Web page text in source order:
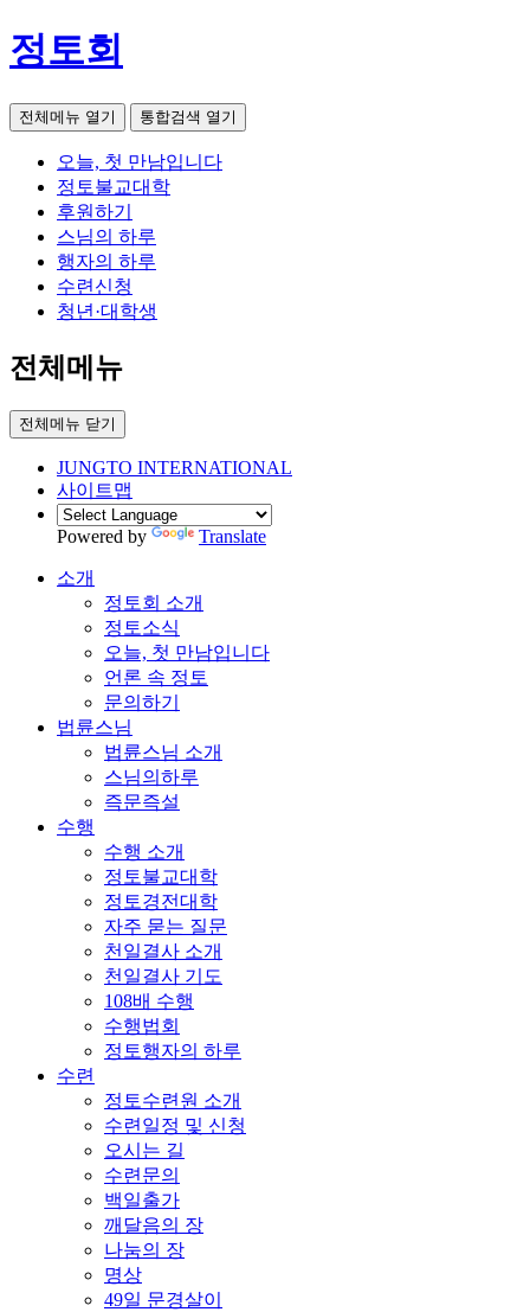
정토회
전체메뉴 열기 통합검색 열기
오늘, 첫 만남입니다
정토불교대학
후원하기
스님의 하루
행자의 하루
수련신청
청년·대학생
전체메뉴
전체메뉴 닫기
JUNGTO INTERNATIONAL
사이트맵
Powered by Translate
소개
정토회 소개
정토소식
오늘, 첫 만남입니다
언론 속 정토
문의하기
법륜스님
법륜스님 소개
스님의하루
즉문즉설
수행
수행 소개
정토불교대학
정토경전대학
자주 묻는 질문
천일결사 소개
천일결사 기도
108배 수행
수행법회
정토행자의 하루
수련
정토수련원 소개
수련일정 및 신청
오시는 길
수련문의
백일출가
깨달음의 장
나눔의 장
명상
49일 문경살이